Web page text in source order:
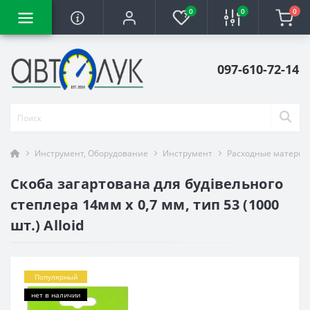
0 0 0
097-610-72-14
Инструмент, Оборудование Инструмент Расходные
Скоба загартована для будівельного
степлера 14мм х 0,7 мм, тип 53 (1000
шт.) Alloid
Популярный
нет в наличии